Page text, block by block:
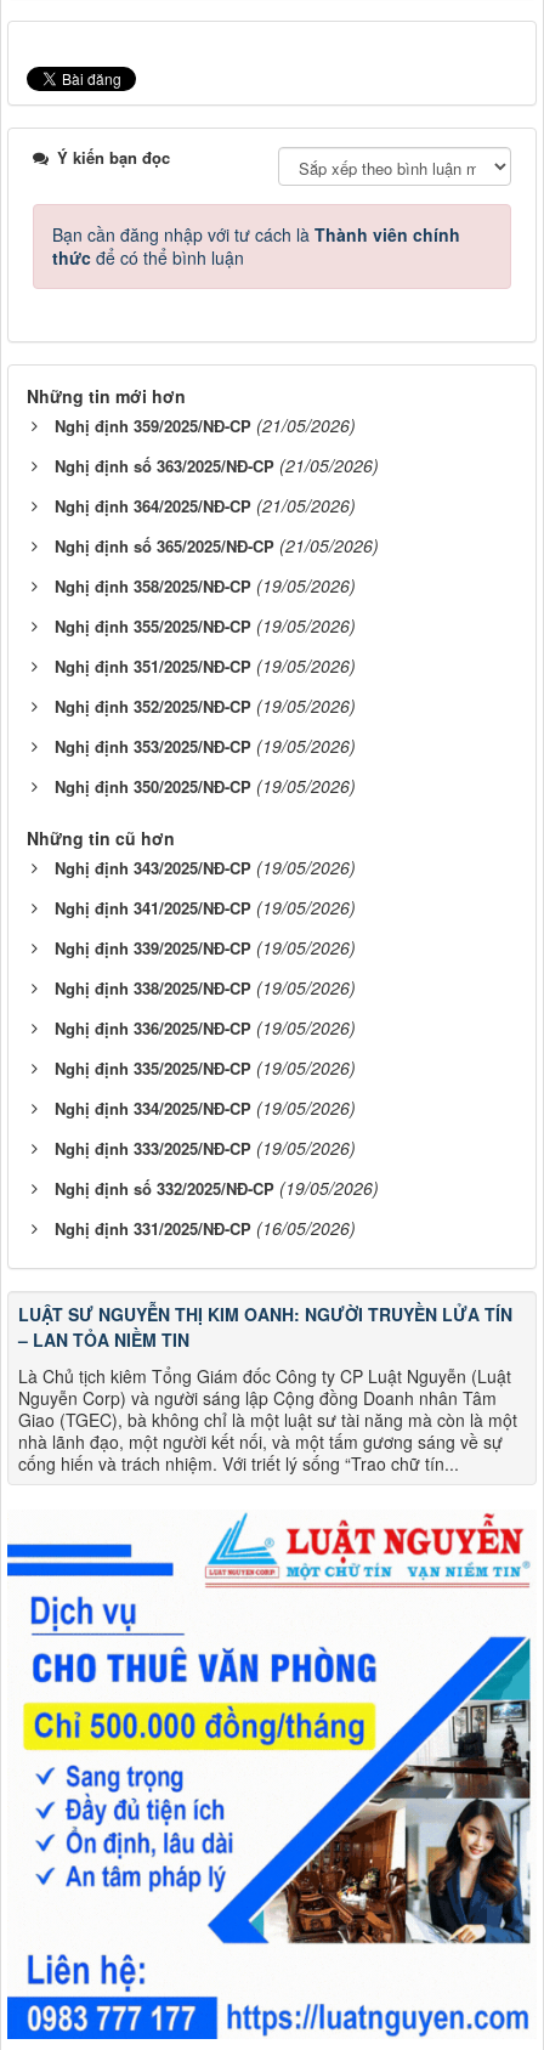
Ý kiến bạn đọc
Bạn cần đăng nhập với tư cách là Thành viên chính
thức để có thể bình luận
Những tin mới hơn
Nghị định 359/2025/NĐ-CP (21/05/2026)
Nghị định số 363/2025/NĐ-CP (21/05/2026)
Nghị định 364/2025/NĐ-CP (21/05/2026)
Nghị định số 365/2025/NĐ-CP (21/05/2026)
Nghị định 358/2025/NĐ-CP (19/05/2026)
Nghị định 355/2025/NĐ-CP (19/05/2026)
Nghị định 351/2025/NĐ-CP (19/05/2026)
Nghị định 352/2025/NĐ-CP (19/05/2026)
Nghị định 353/2025/NĐ-CP (19/05/2026)
Nghị định 350/2025/NĐ-CP (19/05/2026)
Những tin cũ hơn
Nghị định 343/2025/NĐ-CP (19/05/2026)
Nghị định 341/2025/NĐ-CP (19/05/2026)
Nghị định 339/2025/NĐ-CP (19/05/2026)
Nghị định 338/2025/NĐ-CP (19/05/2026)
Nghị định 336/2025/NĐ-CP (19/05/2026)
Nghị định 335/2025/NĐ-CP (19/05/2026)
Nghị định 334/2025/NĐ-CP (19/05/2026)
Nghị định 333/2025/NĐ-CP (19/05/2026)
Nghị định số 332/2025/NĐ-CP (19/05/2026)
Nghị định 331/2025/NĐ-CP (16/05/2026)
LUẬT SƯ NGUYỄN THỊ KIM OANH: NGƯỜI TRUYỀN LỬA TÍN
– LAN TỎA NIỀM TIN
Là Chủ tịch kiêm Tổng Giám đốc Công ty CP Luật Nguyễn (Luật
Nguyễn Corp) và người sáng lập Cộng đồng Doanh nhân Tâm
Giao (TGEC), bà không chỉ là một luật sư tài năng mà còn là một
nhà lãnh đạo, một người kết nối, và một tấm gương sáng về sự
cống hiến và trách nhiệm. Với triết lý sống “Trao chữ tín...